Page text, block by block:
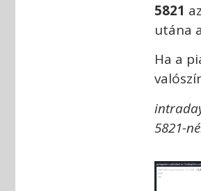
5821
utána
Ha a
5821-